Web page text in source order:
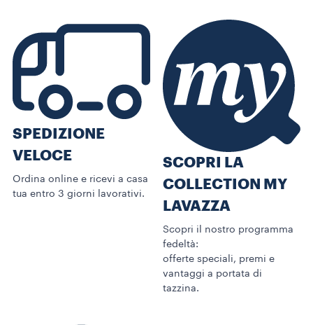
SPEDIZIONE
VELOCE
Ordina online e ricevi a casa
tua entro 3 giorni lavorativi.
SCOPRI LA
COLLECTION MY
LAVAZZA
Scopri il nostro programma
fedeltà:
offerte speciali, premi e
vantaggi a portata di
tazzina.